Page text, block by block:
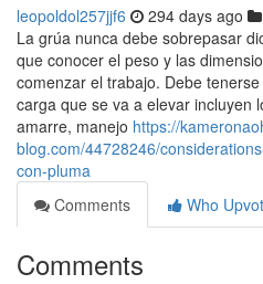
leopoldol257jjf6 294 days ago
La grúa nunca debe sobrepasar
que conocer el peso y las
comenzar el trabajo. Debe
carga que se va a elevar incluyen
amarre, manejo https://
blog.com/44728246/
con-pluma
Comments
Who
Comments